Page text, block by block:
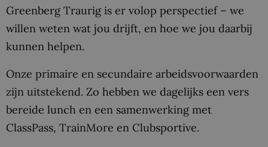
Greenberg Traurig is er volop perspectief – we
willen weten wat jou drijft, en hoe we jou daarbij
kunnen helpen.
Onze primaire en secundaire arbeidsvoorwaarden
zijn uitstekend. Zo hebben we dagelijks een vers
bereide lunch en een samenwerking met
ClassPass, TrainMore en Clubsportive.